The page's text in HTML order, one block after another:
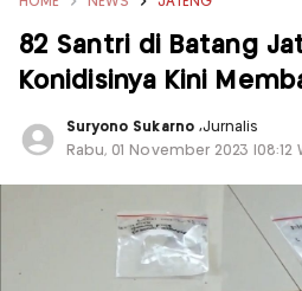
82 Santri di Batang
Konidisinya Kini
Suryono Sukarno ,Jurnalis
Rabu, 01 November 2023 |08:12